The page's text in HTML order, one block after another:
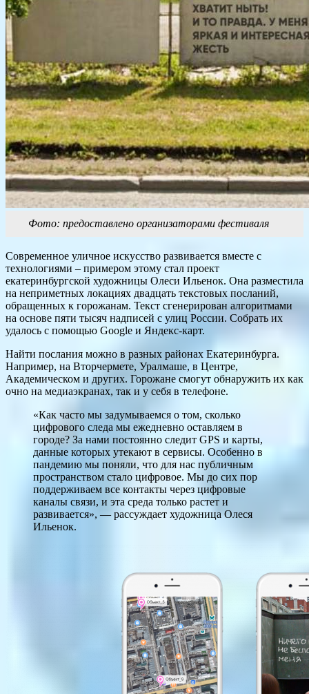
Фото: предоставлено организаторами фестиваля
Современное уличное искусство развивается вместе с
технологиями – примером этому стал проект
екатеринбургской художницы Олеси Ильенок. Она разместила
на неприметных локациях двадцать текстовых посланий,
обращенных к горожанам. Текст сгенерирован алгоритмами
на основе пяти тысяч надписей с улиц России. Собрать их
удалось с помощью Google и Яндекс-карт.
Найти послания можно в разных районах Екатеринбурга.
Например, на Вторчермете, Уралмаше, в Центре,
Академическом и других. Горожане смогут обнаружить их как
очно на медиаэкранах, так и у себя в телефоне.
«Как часто мы задумываемся о том, сколько
цифрового следа мы ежедневно оставляем в
городе? За нами постоянно следит GPS и карты,
данные которых утекают в сервисы. Особенно в
пандемию мы поняли, что для нас публичным
пространством стало цифровое. Мы до сих пор
поддерживаем все контакты через цифровые
каналы связи, и эта среда только растет и
развивается», — рассуждает художница Олеся
Ильенок.